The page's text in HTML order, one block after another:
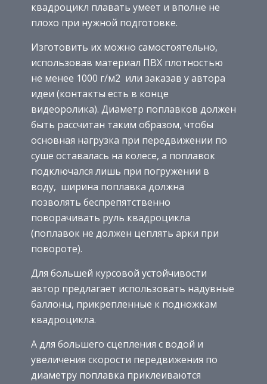
квадроцикл плавать умеет и вполне не
плохо при нужной подготовке.
Изготовить их можно самостоятельно,
использовав материал ПВХ плотностью
не менее 1000 г/м2 или заказав у автора
идеи (контакты есть в конце
видеоролика). Диаметр поплавков должен
быть рассчитан таким образом, чтобы
основная нагрузка при передвижении по
суше оставалась на колесе, а поплавок
подключался лишь при погружении в
воду, ширина поплавка должна
позволять беспрепятственно
поворачивать руль квадроцикла
(поплавок не должен цеплять арки при
повороте).
Для большей курсовой устойчивости
автор предлагает использовать надувные
баллоны, прикрепленные к подножкам
квадроцикла.
А для большего сцепления с водой и
увеличения скорости передвижения по
диаметру поплавка приклеиваются